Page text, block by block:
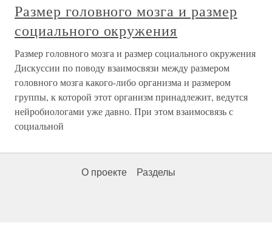
Размер головного мозга и размер
социального окружения
Размер головного мозга и размер социального окружения
Дискуссии по поводу взаимосвязи между размером
головного мозга какого-либо организма и размером
группы, к которой этот организм принадлежит, ведутся
нейробиологами уже давно. При этом взаимосвязь с
социальной
О проекте Разделы